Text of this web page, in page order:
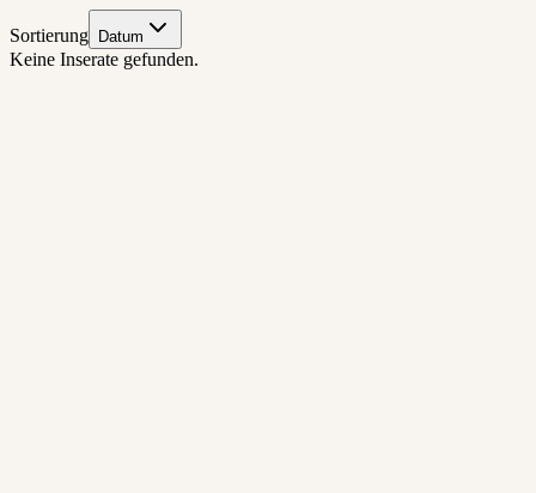
Sortierung Datum
Keine Inserate gefunden.